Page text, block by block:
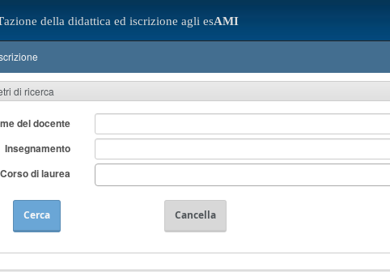
azione della didattica ed iscrizione agli esAMI
di ricerca
del docente
Insegnamento
Corso di laurea
Cerca Cancella